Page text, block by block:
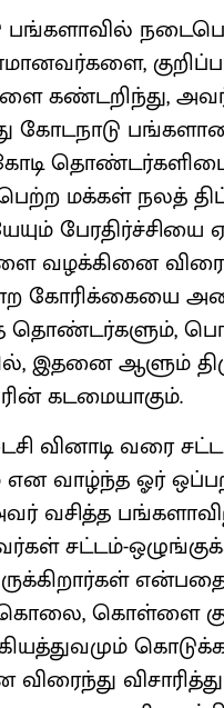
பங்களாவில்
கண்டறிந்து,
கோடநாடு
மக்கள் நலத்
பேரதிர்ச்சியை
கோரிக்கையை
தொண்டர்களும்,
இதனை ஆளும்
கடமையாகும்.
வினாடி வரை
என வாழ்ந்த ஓர்
வசித்த
சட்டம்-
கொள்ளை